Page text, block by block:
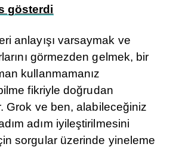
gösterdi
anlayışı varsaymak ve
görmezden gelmek, bir
kullanmamanız
fikriyle doğrudan
Grok ve ben, alabileceğiniz
adım iyileştirilmesini
sorgular üzerinde yineleme